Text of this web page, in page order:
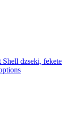
dzseki, fekete